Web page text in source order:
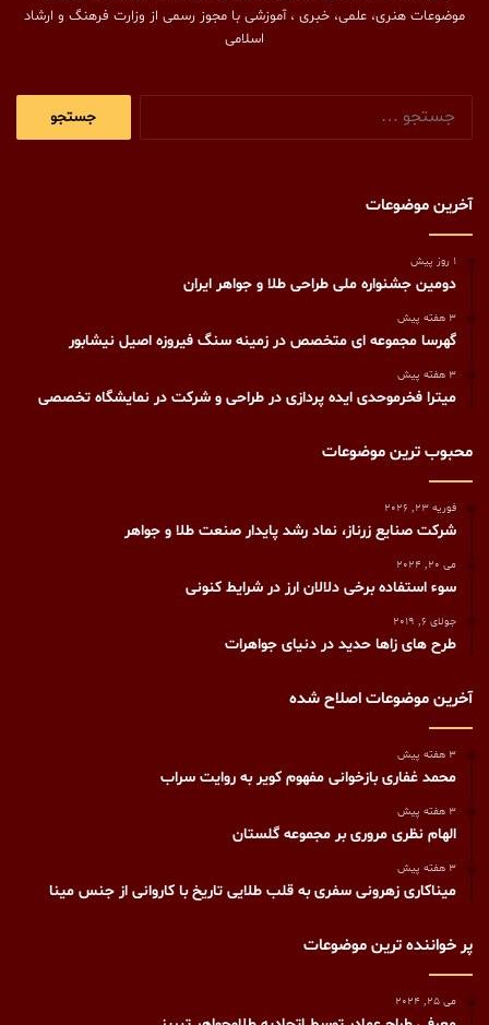
موضوعات هنری، علمی، خبری ، آموزشی با مجوز رسمی از وزارت فرهنگ و ارشاد
اسلامی
آخرین موضوعات
1 روز پیش
دومین جشنواره ملی طراحی طلا و جواهر ایران
3 هفته پیش
گهرسا مجموعه ای متخصص در زمینه سنگ فیروزه اصیل نیشابور
3 هفته پیش
میترا فخرموحدی ایده پردازی در طراحی و شرکت در نمایشگاه تخصصی
محبوب ترین موضوعات
فوریه 23, 2026
شرکت صنایع زرناز، نماد رشد پایدار صنعت طلا و جواهر
می 20, 2024
سوء استفاده برخی دلالان ارز در شرایط کنونی
جولای 6, 2019
طرح های زاها حديد در دنيای جواهرات
آخرین موضوعات اصلاح شده
3 هفته پیش
محمد غفاری بازخوانی مفهوم کویر به روایت سراب
3 هفته پیش
الهام نظری مروری بر مجموعه گلستان
3 هفته پیش
میناکاری زهرونی سفری به قلب طلایی تاریخ با کاروانی از جنس مینا
پر خواننده ترین موضوعات
می 25, 2024